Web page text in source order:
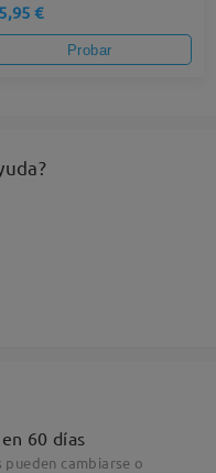
€
Probar
60 días
cambiarse o